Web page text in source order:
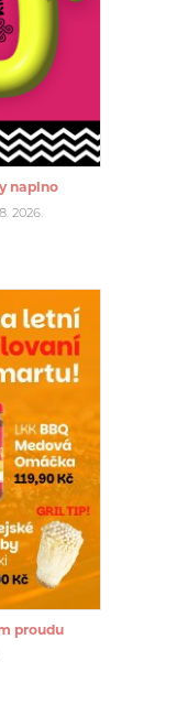
naplno
2026.
proudu